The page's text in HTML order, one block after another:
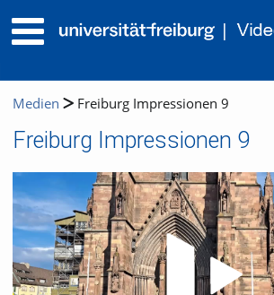
Medien Freiburg Impressionen 9
Freiburg Impressionen 9